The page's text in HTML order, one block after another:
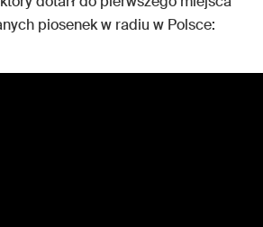
piosenek w radiu w Polsce: